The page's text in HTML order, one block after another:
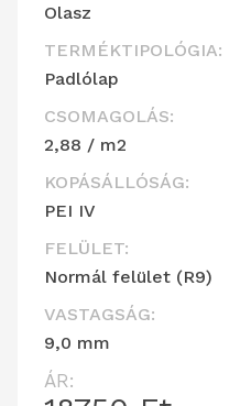
Olasz
TERMÉKTIPOLÓGIA:
Padlólap
CSOMAGOLÁS:
2,88 / m2
KOPÁSÁLLÓSÁG:
PEI IV
FELÜLET:
Normál felület (R9)
VASTAGSÁG:
9,0 mm
ÁR: